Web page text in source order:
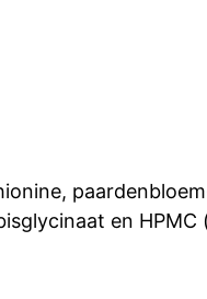
en HPMC